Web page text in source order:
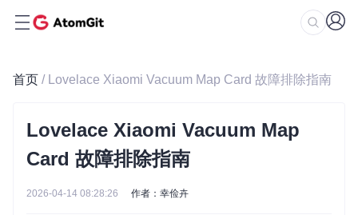
首页 / Lovelace Xiaomi Vacuum Map Card 故障排除指南
Lovelace Xiaomi Vacuum Map
Card 故障排除指南
2026-04-14 08:28:26 作者：幸俭卉